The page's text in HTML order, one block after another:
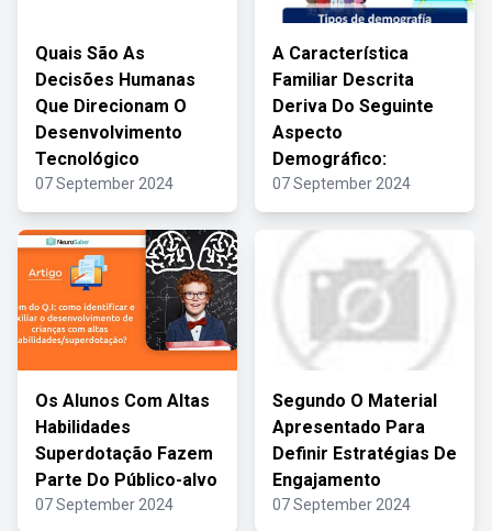
Quais São As
Decisões Humanas
Que Direcionam O
Desenvolvimento
Tecnológico
07 September 2024
A Característica
Familiar Descrita
Deriva Do Seguinte
Aspecto
Demográfico:
07 September 2024
Os Alunos Com Altas
Habilidades
Superdotação Fazem
Parte Do Público-alvo
07 September 2024
Segundo O Material
Apresentado Para
Definir Estratégias De
Engajamento
07 September 2024